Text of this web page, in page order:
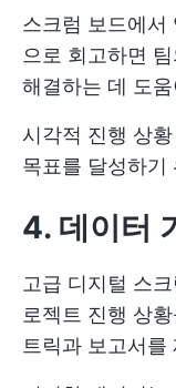
스크럼 보드에서
으로 회고하면
해결하는 데 도
시각적 진행 상
목표를 달성하기
4. 데이터
고급 디지털 스
로젝트 진행 상
트릭과 보고서를